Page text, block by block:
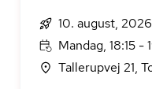
10. august, 2026
Mandag, 18:15 -
Tallerupvej 21,